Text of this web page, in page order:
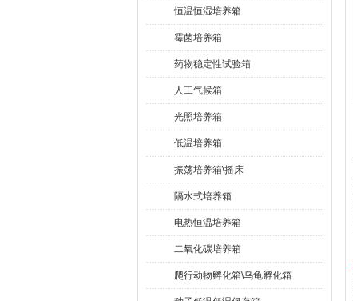
恒温恒湿培养箱
霉菌培养箱
药物稳定性试验箱
人工气候箱
光照培养箱
低温培养箱
振荡培养箱\摇床
隔水式培养箱
电热恒温培养箱
二氧化碳培养箱
爬行动物孵化箱\乌龟孵化箱